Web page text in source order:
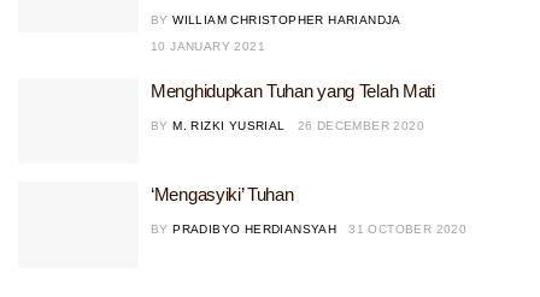
BY WILLIAM CHRISTOPHER HARIANDJA
10 JANUARY 2021
Menghidupkan Tuhan yang Telah Mati
BY M. RIZKI YUSRIAL 26 DECEMBER 2020
‘Mengasyiki’ Tuhan
BY PRADIBYO HERDIANSYAH 31 OCTOBER 2020